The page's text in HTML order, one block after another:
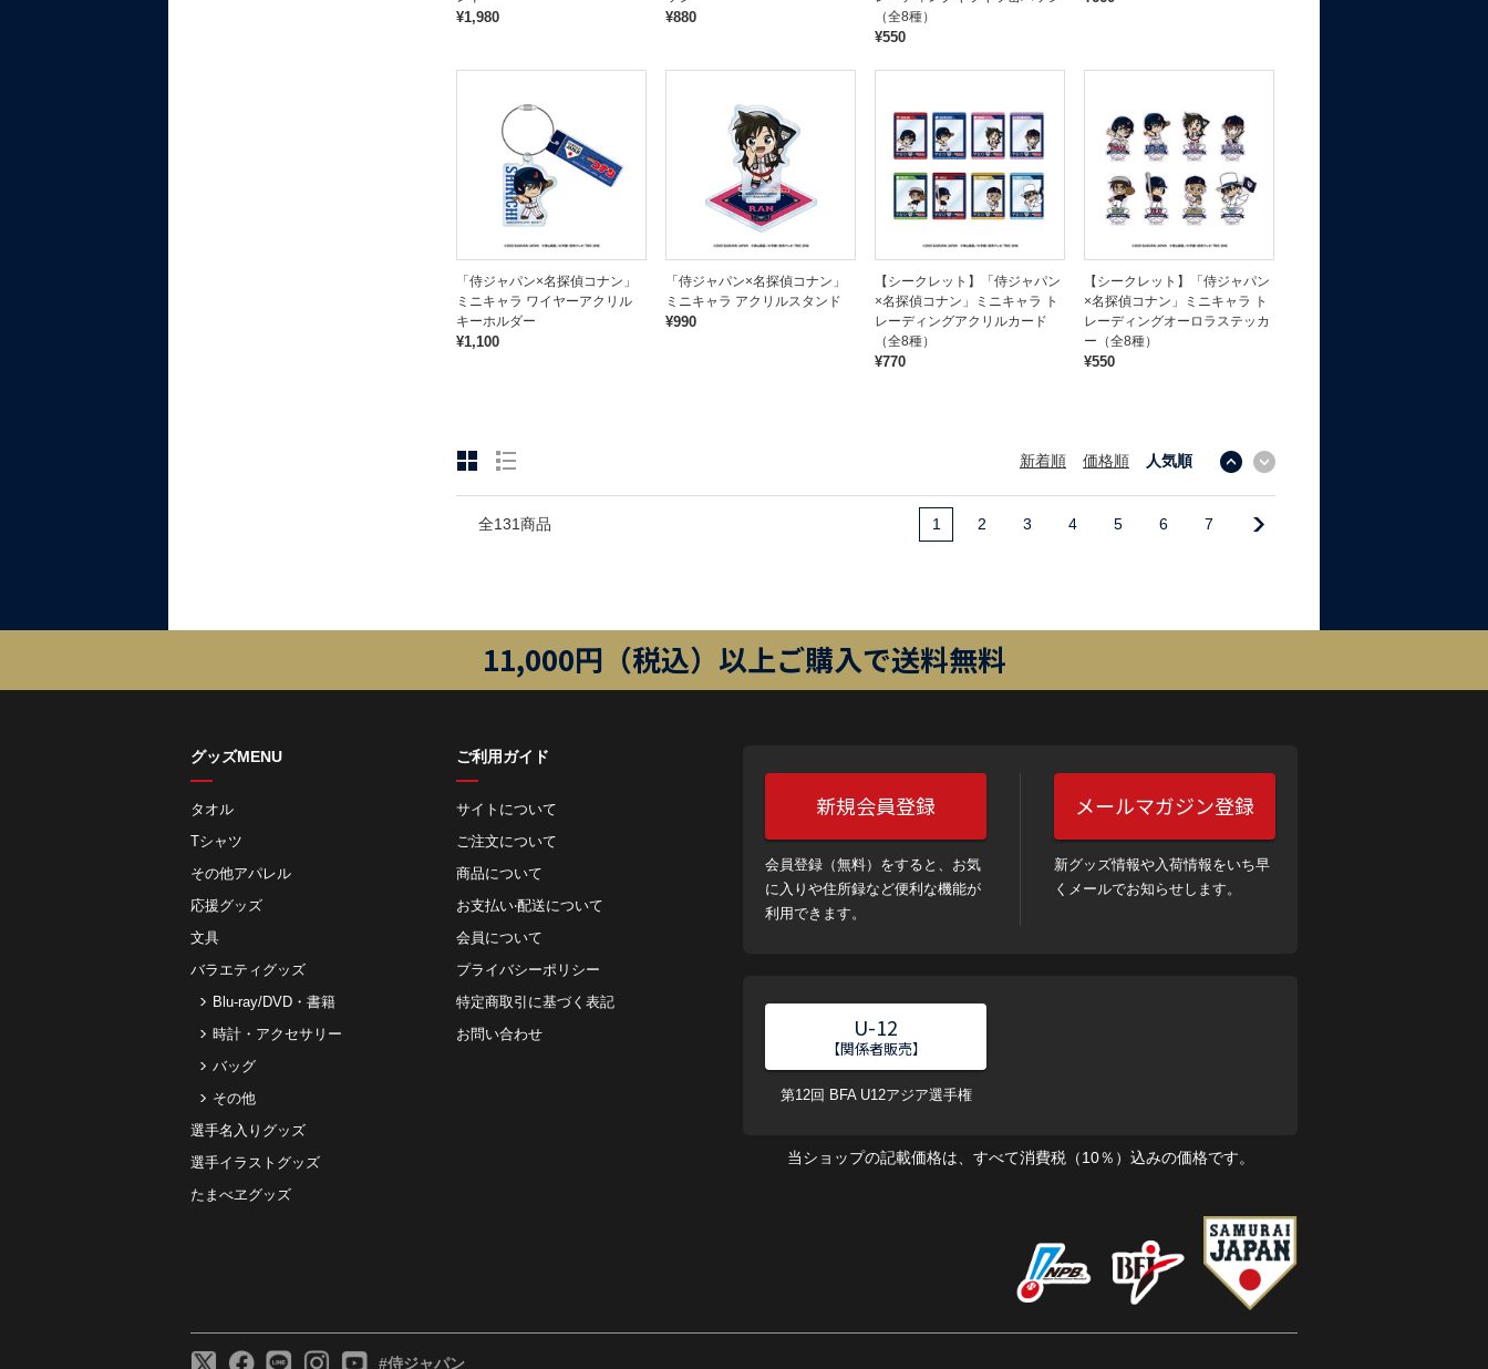
¥1,980 ¥880
（全8種）
¥550
「侍ジャパン×名探偵コナン」
ミニキャラ ワイヤーアクリル
キーホルダー
¥1,100
「侍ジャパン×名探偵コナン」
ミニキャラ アクリルスタンド
¥990
【シークレット】「侍ジャパン
×名探偵コナン」ミニキャラ ト
レーディングアクリルカード
（全8種）
¥770
【シークレット】「侍ジャパン
×名探偵コナン」ミニキャラ ト
レーディングオーロラステッカ
ー（全8種）
¥550
新着順 価格順 人気順
全131商品 1 2 3 4 5 6 7
11,000円（税込）以上ご購入で送料無料
グッズMENU
タオル
Tシャツ
その他アパレル
応援グッズ
文具
バラエティグッズ
Blu-ray/DVD・書籍
時計・アクセサリー
バッグ
その他
選手名入りグッズ
選手イラストグッズ
たまべヱグッズ
ご利用ガイド
サイトについて
ご注⽂について
商品について
お⽀払い‧配送について
会員について
プライバシーポリシー
特定商取引に基づく表記
お問い合わせ
新規会員登録
会員登録（無料）をすると、お気
に入りや住所録など便利な機能が
利用できます。
メールマガジン登録
新グッズ情報や入荷情報をいち早
くメールでお知らせします。
U-12
【関係者販売】
第12回 BFA U12アジア選手権
当ショップの記載価格は、すべて消費税（10％）込みの価格です。
#侍ジャパン